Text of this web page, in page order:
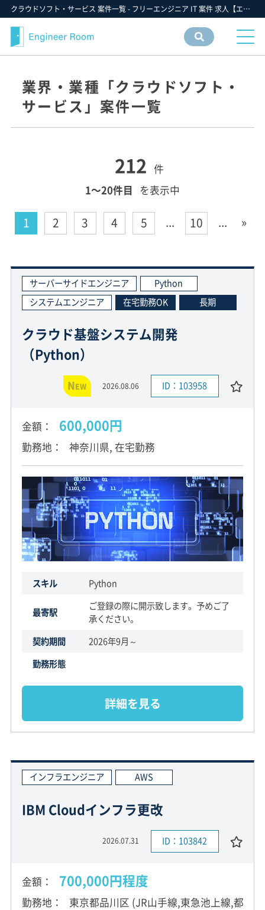
クラウドソフト・サービス 案件一覧 - フリーエンジニア IT 案件 求人【エンジニアルーム】ITフリーランス ITエンジニア IT個人事業主 仕事 転職 募集
業界・業種「クラウドソフト・
サービス」案件一覧
212 件
1〜20件目
を表示中
1 2 3 4 5 ... 10 ... »
サーバーサイドエンジニア
Python
システムエンジニア
在宅勤務OK 長期
クラウド基盤システム開発
（Python）
NEW 2026.08.06 ID：103958
金額 600,000円
勤務地 神奈川県, 在宅勤務
スキル Python
最寄駅
ご登録の際に開示致します。予めご了
承ください。
契約期間
2026年9月～
勤務形態
詳細を見る
インフラエンジニア AWS
IBM Cloudインフラ更改
2026.07.31 ID：103842
金額 700,000円程度
勤務地 東京都品川区 (JR山手線,東急池上線,都営